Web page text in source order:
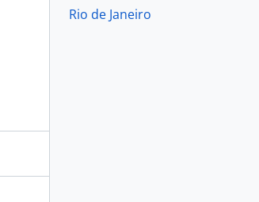
Rio de Janeiro